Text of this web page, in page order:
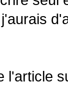
l'article